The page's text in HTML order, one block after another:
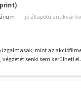
jó állapotú antikvár
izgalmasak, mint az
senki sem kerülheti el.